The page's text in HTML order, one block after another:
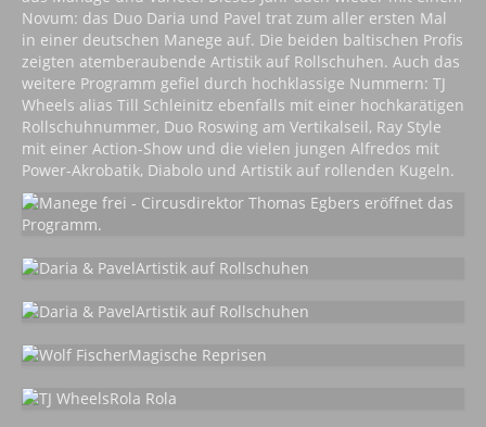
Novum: das Duo Daria und Pavel trat zum aller ersten Mal
in einer deutschen Manege auf. Die beiden baltischen Profis
zeigten atemberaubende Artistik auf Rollschuhen. Auch das
weitere Programm gefiel durch hochklassige Nummern: TJ
Wheels alias Till Schleinitz ebenfalls mit einer hochkarätigen
Rollschuhnummer, Duo Roswing am Vertikalseil, Ray Style
mit einer Action-Show und die vielen jungen Alfredos mit
Power-Akrobatik, Diabolo und Artistik auf rollenden Kugeln.